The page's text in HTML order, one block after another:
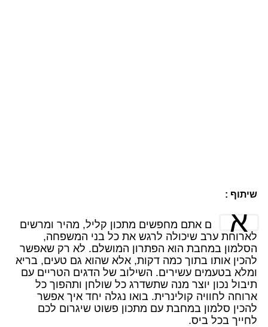
שיתוף :
א
ם אתם מחפשים מתכון קליל, מהיר ומרשים
לארוחת ערב שיכולה לרגש את כל בני המשפחה,
הסלמון במחבת הוא הפתרון המושלם. לא רק שאפשר
להכין אותו בתוך כמה דקות, אלא שהוא גם טעים, בריא
ומלא בטעמים עשירים. השילוב של הדגים הטריים עם
תיבול נכון יוצר מנה שתשדרג כל שולחן ותהפוך כל
ארוחה לחוויה קולינרית. בואו נגלה יחד איך אפשר
להכין סלמון במחבת עם מתכון פשוט שיגרום לכם
לחייך בכל ביס.